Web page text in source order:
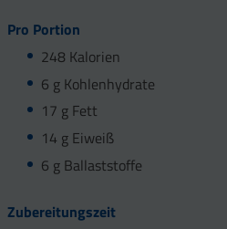
Pro Portion
248 Kalorien
6 g Kohlenhydrate
17 g Fett
14 g Eiweiß
6 g Ballaststoffe
Zubereitungszeit